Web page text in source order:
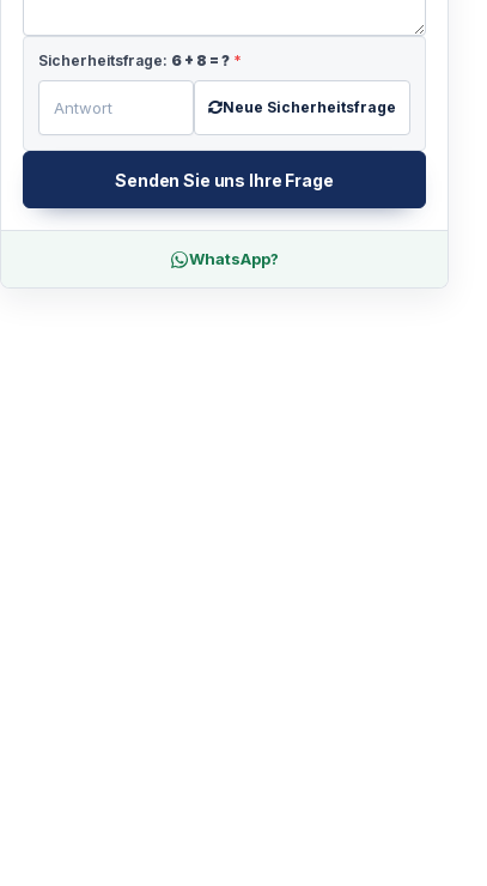
Sicherheitsfrage: 6+ 8 = ? *
Neue Sicherheitsfrage
Senden Sie uns Ihre Frage
WhatsApp?